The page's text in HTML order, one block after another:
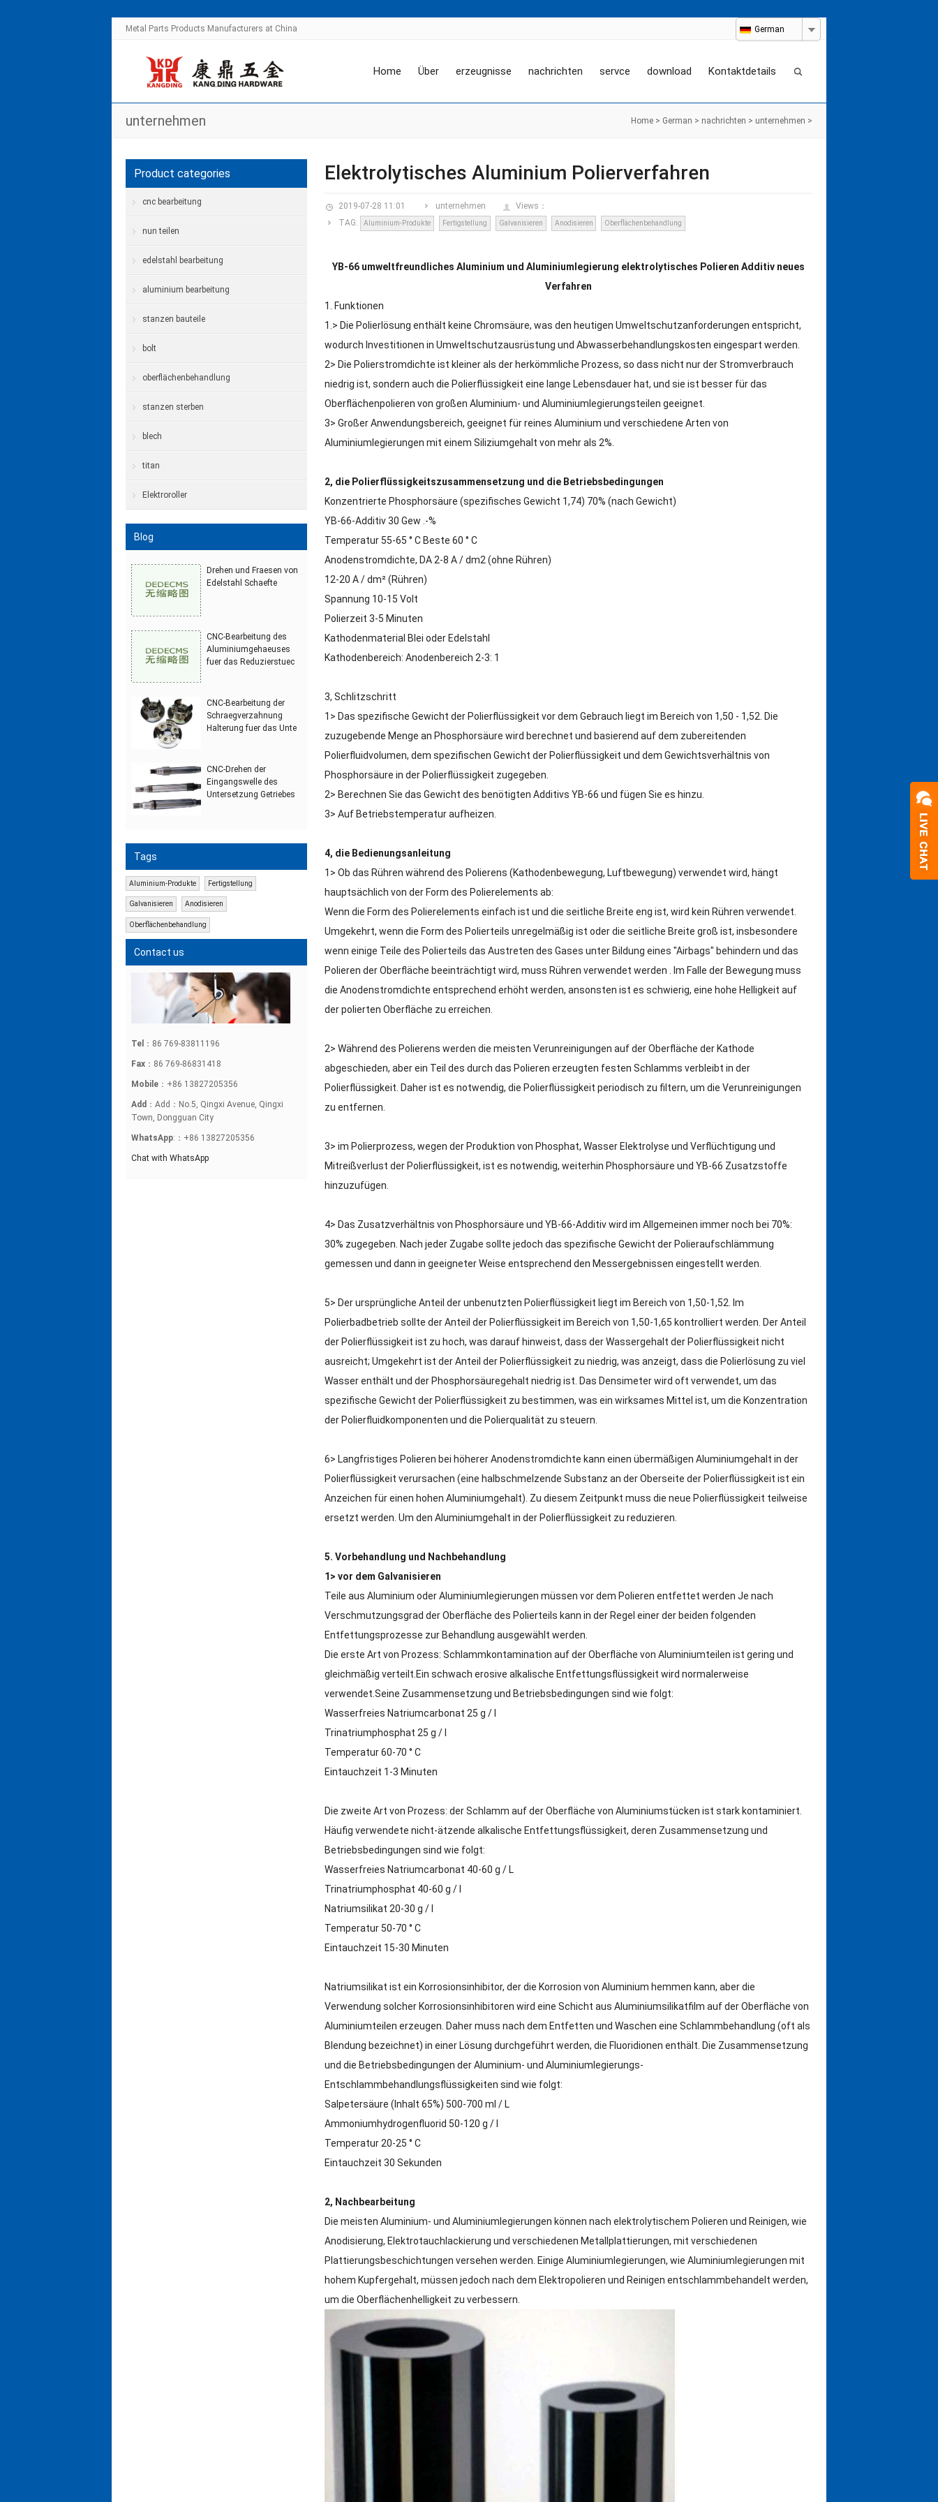
Metal Parts Products Manufacturers at China German
Home Über erzeugnisse nachrichten servce download Kontaktdetails
unternehmen Home > German > nachrichten > unternehmen >
Elektrolytisches Aluminium Polierverfahren
2019-07-28 11:01 unternehmen
Views：
TAG:
Aluminium-Produkte Fertigstellung Galvanisieren Anodisieren Oberflächenbehandlung
YB-66 umweltfreundliches Aluminium und Aluminiumlegierung elektrolytisches Polieren Additiv neues
Verfahren
1. Funktionen
1.> Die Polierlösung enthält keine Chromsäure, was den heutigen Umweltschutzanforderungen entspricht,
wodurch Investitionen in Umweltschutzausrüstung und Abwasserbehandlungskosten eingespart werden.
2> Die Polierstromdichte ist kleiner als der herkömmliche Prozess, so dass nicht nur der Stromverbrauch
niedrig ist, sondern auch die Polierflüssigkeit eine lange Lebensdauer hat, und sie ist besser für das
Oberflächenpolieren von großen Aluminium- und Aluminiumlegierungsteilen geeignet.
3> Großer Anwendungsbereich, geeignet für reines Aluminium und verschiedene Arten von
Aluminiumlegierungen mit einem Siliziumgehalt von mehr als 2%.
2, die Polierflüssigkeitszusammensetzung und die Betriebsbedingungen
Konzentrierte Phosphorsäure (spezifisches Gewicht 1,74) 70% (nach Gewicht)
YB-66-Additiv 30 Gew .-%
Temperatur 55-65 ° C Beste 60 ° C
Anodenstromdichte, DA 2-8 A / dm2 (ohne Rühren)
12-20 A / dm² (Rühren)
Spannung 10-15 Volt
Polierzeit 3-5 Minuten
Kathodenmaterial Blei oder Edelstahl
Kathodenbereich: Anodenbereich 2-3: 1
3, Schlitzschritt
1> Das spezifische Gewicht der Polierflüssigkeit vor dem Gebrauch liegt im Bereich von 1,50 - 1,52. Die
zuzugebende Menge an Phosphorsäure wird berechnet und basierend auf dem zubereitenden
Polierfluidvolumen, dem spezifischen Gewicht der Polierflüssigkeit und dem Gewichtsverhältnis von
Phosphorsäure in der Polierflüssigkeit zugegeben.
2> Berechnen Sie das Gewicht des benötigten Additivs YB-66 und fügen Sie es hinzu.
3> Auf Betriebstemperatur aufheizen.
4, die Bedienungsanleitung
1> Ob das Rühren während des Polierens (Kathodenbewegung, Luftbewegung) verwendet wird, hängt
hauptsächlich von der Form des Polierelements ab:
Wenn die Form des Polierelements einfach ist und die seitliche Breite eng ist, wird kein Rühren verwendet.
Umgekehrt, wenn die Form des Polierteils unregelmäßig ist oder die seitliche Breite groß ist, insbesondere
wenn einige Teile des Polierteils das Austreten des Gases unter Bildung eines "Airbags" behindern und das
Polieren der Oberfläche beeinträchtigt wird, muss Rühren verwendet werden . Im Falle der Bewegung muss
die Anodenstromdichte entsprechend erhöht werden, ansonsten ist es schwierig, eine hohe Helligkeit auf
der polierten Oberfläche zu erreichen.
2> Während des Polierens werden die meisten Verunreinigungen auf der Oberfläche der Kathode
abgeschieden, aber ein Teil des durch das Polieren erzeugten festen Schlamms verbleibt in der
Polierflüssigkeit. Daher ist es notwendig, die Polierflüssigkeit periodisch zu filtern, um die Verunreinigungen
zu entfernen.
3> im Polierprozess, wegen der Produktion von Phosphat, Wasser Elektrolyse und Verflüchtigung und
Mitreißverlust der Polierflüssigkeit, ist es notwendig, weiterhin Phosphorsäure und YB-66 Zusatzstoffe
hinzuzufügen.
4> Das Zusatzverhältnis von Phosphorsäure und YB-66-Additiv wird im Allgemeinen immer noch bei 70%:
30% zugegeben. Nach jeder Zugabe sollte jedoch das spezifische Gewicht der Polieraufschlämmung
gemessen und dann in geeigneter Weise entsprechend den Messergebnissen eingestellt werden.
5> Der ursprüngliche Anteil der unbenutzten Polierflüssigkeit liegt im Bereich von 1,50-1,52.
Im
Polierbadbetrieb sollte der Anteil der Polierflüssigkeit im Bereich von 1,50-1,65 kontrolliert werden. Der Anteil
der Polierflüssigkeit ist zu hoch, was darauf hinweist, dass der Wassergehalt der Polierflüssigkeit nicht
ausreicht; Umgekehrt ist der Anteil der Polierflüssigkeit zu niedrig, was anzeigt, dass die Polierlösung zu viel
Wasser enthält und der Phosphorsäuregehalt niedrig ist. Das Densimeter wird oft verwendet, um das
spezifische Gewicht der Polierflüssigkeit zu bestimmen, was ein wirksames Mittel ist, um die Konzentration
der Polierfluidkomponenten und die Polierqualität zu steuern.
6> Langfristiges Polieren bei höherer Anodenstromdichte kann einen übermäßigen Aluminiumgehalt in der
Polierflüssigkeit verursachen (eine halbschmelzende Substanz an der Oberseite der Polierflüssigkeit ist ein
Anzeichen für einen hohen Aluminiumgehalt). Zu diesem Zeitpunkt muss die neue Polierflüssigkeit teilweise
ersetzt werden. Um den Aluminiumgehalt in der Polierflüssigkeit zu reduzieren.
5. Vorbehandlung und Nachbehandlung
1> vor dem Galvanisieren
Teile aus Aluminium oder Aluminiumlegierungen müssen vor dem Polieren entfettet werden Je nach
Verschmutzungsgrad der Oberfläche des Polierteils kann in der Regel einer der beiden folgenden
Entfettungsprozesse zur Behandlung ausgewählt werden.
Die erste Art von Prozess: Schlammkontamination auf der Oberfläche von Aluminiumteilen ist gering und
gleichmäßig verteilt.Ein schwach erosive alkalische Entfettungsflüssigkeit wird normalerweise
verwendet.Seine Zusammensetzung und Betriebsbedingungen sind wie folgt:
Wasserfreies Natriumcarbonat 25 g / l
Trinatriumphosphat 25 g / l
Temperatur 60-70 ° C
Eintauchzeit 1-3 Minuten
Die zweite Art von Prozess: der Schlamm auf der Oberfläche von Aluminiumstücken ist stark kontaminiert.
Häufig verwendete nicht-ätzende alkalische Entfettungsflüssigkeit, deren Zusammensetzung und
Betriebsbedingungen sind wie folgt:
Wasserfreies Natriumcarbonat 40-60 g / L
Trinatriumphosphat 40-60 g / l
Natriumsilikat 20-30 g / l
Temperatur 50-70 ° C
Eintauchzeit 15-30 Minuten
Natriumsilikat ist ein Korrosionsinhibitor, der die Korrosion von Aluminium hemmen kann, aber die
Verwendung solcher Korrosionsinhibitoren wird eine Schicht aus Aluminiumsilikatfilm auf der Oberfläche von
Aluminiumteilen erzeugen. Daher muss nach dem Entfetten und Waschen eine Schlammbehandlung (oft als
Blendung bezeichnet) in einer Lösung durchgeführt werden, die Fluoridionen enthält. Die Zusammensetzung
und die Betriebsbedingungen der Aluminium- und Aluminiumlegierungs-
Entschlammbehandlungsflüssigkeiten sind wie folgt:
Salpetersäure (Inhalt 65%) 500-700 ml / L
Ammoniumhydrogenfluorid 50-120 g / l
Temperatur 20-25 ° C
Eintauchzeit 30 Sekunden
2, Nachbearbeitung
Die meisten Aluminium- und Aluminiumlegierungen können nach elektrolytischem Polieren und Reinigen, wie
Anodisierung, Elektrotauchlackierung und verschiedenen Metallplattierungen, mit verschiedenen
Plattierungsbeschichtungen versehen werden. Einige Aluminiumlegierungen, wie Aluminiumlegierungen mit
hohem Kupfergehalt, müssen jedoch nach dem Elektropolieren und Reinigen entschlammbehandelt werden,
um die Oberflächenhelligkeit zu verbessern.
Product categories
cnc bearbeitung
nun teilen
edelstahl bearbeitung
aluminium bearbeitung
stanzen bauteile
bolt
oberflächenbehandlung
stanzen sterben
blech
titan
Elektroroller
Blog
Drehen und Fraesen von
Edelstahl Schaefte
CNC-Bearbeitung des
Aluminiumgehaeuses
fuer das Reduzierstuec
CNC-Bearbeitung der
Schraegverzahnung
Halterung fuer das Unte
CNC-Drehen der
Eingangswelle des
Untersetzung Getriebes
Tags
Aluminium-Produkte Fertigstellung
Galvanisieren Anodisieren
Oberflächenbehandlung
Contact us
Tel ：86 769-83811196
Fax ：86 769-86831418
Mobile ：+86 13827205356
Add ：Add：No.5, Qingxi Avenue, Qingxi
Town, Dongguan City
WhatsApp:：+86 13827205356
Chat with WhatsApp